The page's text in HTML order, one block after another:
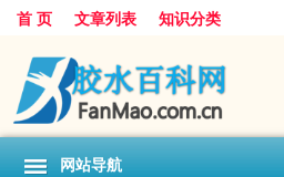
首 页 文章列表 知识分类
网站导航